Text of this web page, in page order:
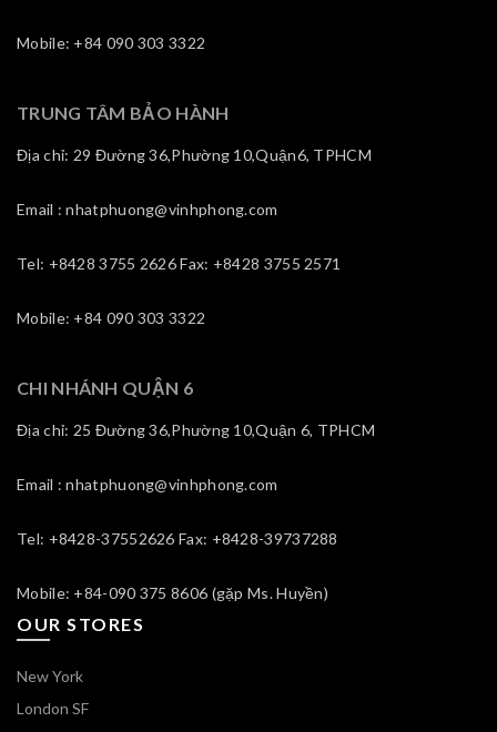
Mobile: +84 090 303 3322
TRUNG TÂM BẢO HÀNH
Địa chỉ: 29 Đường 36,Phường 10,Quận6, TPHCM
Email : nhatphuong@vinhphong.com
Tel: +8428 3755 2626 Fax: +8428 3755 2571
Mobile: +84 090 303 3322
CHI NHÁNH QUẬN 6
Địa chỉ: 25 Đường 36,Phường 10,Quận 6, TPHCM
Email : nhatphuong@vinhphong.com
Tel: +8428-37552626 Fax: +8428-39737288
Mobile: +84-090 375 8606 (gặp Ms. Huyền)
OUR STORES
New York
London SF